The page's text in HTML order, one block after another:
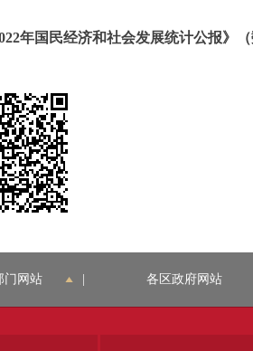
年国民经济和社会发展统计公报》（
门网站 各区政府网站